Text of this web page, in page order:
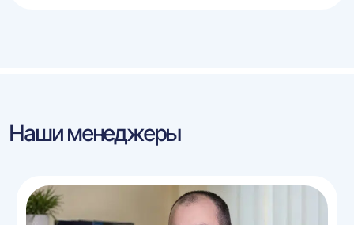
Наши менеджеры